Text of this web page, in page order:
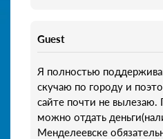
Guest
Я полностью
скучаю по городу и
сайте почти не
можно отдать
Менделеевске